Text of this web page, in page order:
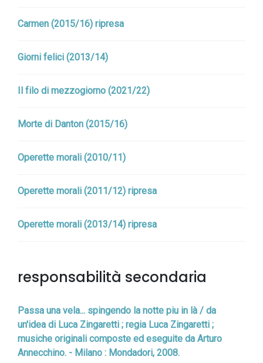
Carmen (2015/16) ripresa
Giorni felici (2013/14)
Il filo di mezzogiorno (2021/22)
Morte di Danton (2015/16)
Operette morali (2010/11)
Operette morali (2011/12) ripresa
Operette morali (2013/14) ripresa
responsabilità secondaria
Passa una vela... spingendo la notte piu in là / da
un'idea di Luca Zingaretti ; regia Luca Zingaretti ;
musiche originali composte ed eseguite da Arturo
Annecchino. - Milano : Mondadori, 2008.